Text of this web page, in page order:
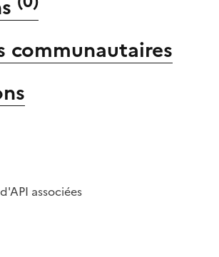
communautaires
associées